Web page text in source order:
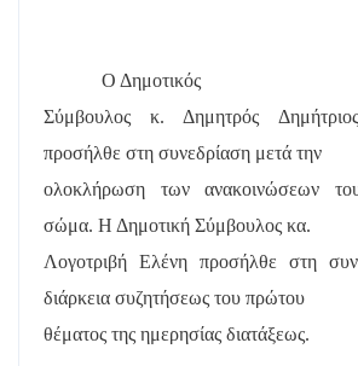
Ο Δημοτικός
Σύμβουλος κ. Δημητρός
προσήλθε στη συνεδρίαση μετά την
ολοκλήρωση των ανακοινώσεων
σώμα. Η Δημοτική Σύμβουλος κα.
Λογοτριβή Ελένη προσήλθε στη
διάρκεια συζητήσεως του πρώτου
θέματος της ημερησίας διατάξεως.